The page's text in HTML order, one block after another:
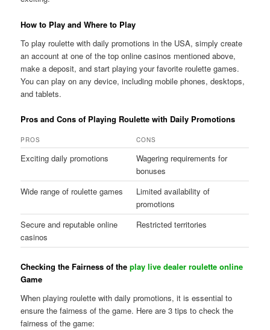
How to Play and Where to Play
To play roulette with daily promotions in the USA, simply create
an account at one of the top online casinos mentioned above,
make a deposit, and start playing your favorite roulette games.
You can play on any device, including mobile phones, desktops,
and tablets.
Pros and Cons of Playing Roulette with Daily Promotions
PROS CONS
Exciting daily promotions
Wagering requirements for
bonuses
Wide range of roulette games
Limited availability of
promotions
Secure and reputable online
casinos
Restricted territories
Checking the Fairness of theplay live dealer roulette online
Game
When playing roulette with daily promotions, it is essential to
ensure the fairness of the game. Here are 3 tips to check the
fairness of the game: